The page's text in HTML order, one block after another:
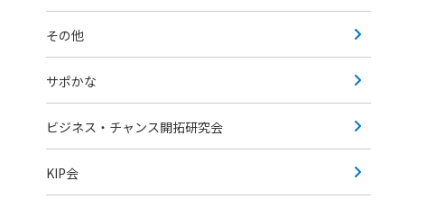
その他
サポかな
ビジネス・チャンス開拓研究会
KIP会